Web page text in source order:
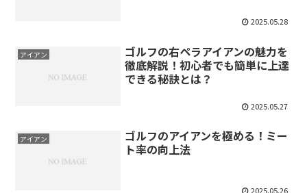
2025.05.28
アイアン
ゴルフの右ペラアイアンの魅力を
徹底解説！初心者でも簡単に上達
できる秘訣とは？
2025.05.27
アイアン
ゴルフのアイアンを極める！ミー
ト率の向上法
2025.05.26